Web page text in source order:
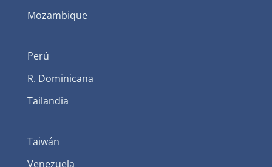
Mozambique
Perú
R. Dominicana
Tailandia
Taiwán
Venezuela